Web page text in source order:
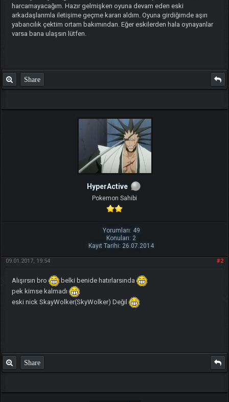
harcamayacağım. Hazır gelmişken oyuna devam eden eski
arkadaşlarımla iletişime geçme kararı aldım. Oyuna girdiğimde aşırı
yabancılık çektim ortam bakımından. Eğer eskilerden hala oynayanlar
varsa bana ulaşsın lütfen.
Share
HyperActive
Pokemon Sahibi
Yorumları: 49
Konuları: 2
Kayıt Tarihi: 26.07.2014
#2
09.01.2017, 19:54
Alışırsın bro
belki benide hatırlarsında
pek kimse kalmadı
eski nick SkayWolker(SkyWolker) Değil
Share